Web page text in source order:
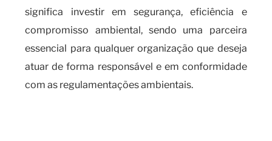
significa investir em segurança, eficiência e
compromisso ambiental, sendo uma parceira
essencial para qualquer organização que deseja
atuar de forma responsável e em conformidade
com as regulamentações ambientais.